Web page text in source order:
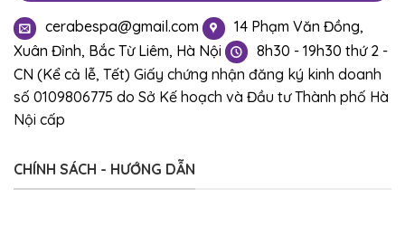
cerabespa@gmail.com
14 Phạm Văn Đồng,
Xuân Đỉnh, Bắc Từ Liêm, Hà Nội
8h30 - 19h30 thứ 2 -
CN (Kể cả lễ, Tết) Giấy chứng nhận đăng ký kinh doanh
số 0109806775 do Sở Kế hoạch và Đầu tư Thành phố Hà
Nội cấp
CHÍNH SÁCH - HƯỚNG DẪN